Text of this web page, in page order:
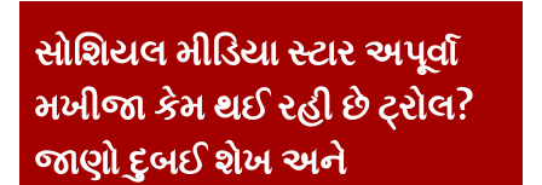
સોશિયલ મીડિયા સ્ટાર અપૂર્વા
મખીજા કેમ થઈ રહી છે ટ્રોલ?
જાણો દુબઈ શેખ અને